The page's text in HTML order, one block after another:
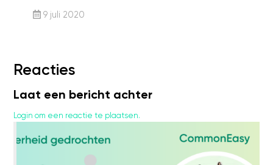
9 juli 2020
Reacties
Laat een bericht achter
Login om een reactie te plaatsen.